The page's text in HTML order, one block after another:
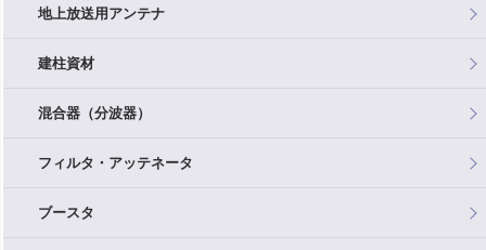
地上放送用アンテナ
建柱資材
混合器（分波器）
フィルタ・アッテネータ
ブースタ